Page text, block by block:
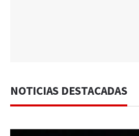
NOTICIAS DESTACADAS